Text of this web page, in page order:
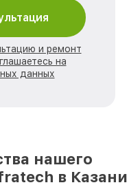
и ремонт
на
данных
нашего
в Казани